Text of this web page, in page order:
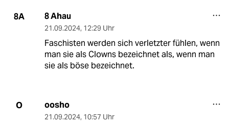
8A 8 Ahau
21.09.2024, 12:29 Uhr
Faschisten werden sich verletzter fühlen, wenn
man sie als Clowns bezeichnet als, wenn man
sie als böse bezeichnet.
O oosho
21.09.2024, 10:57 Uhr